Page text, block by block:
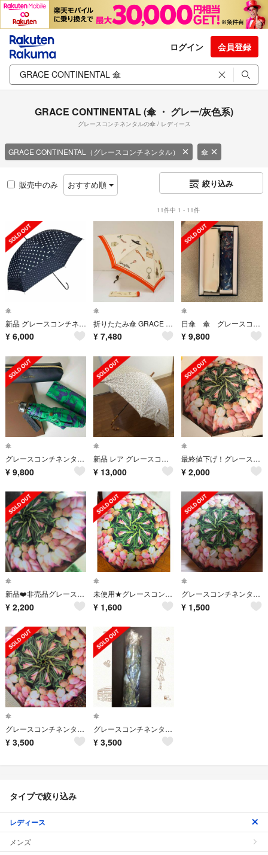
ログイン 会員登録
GRACE CONTINENTAL (傘 ・ グレー/灰色系)
グレースコンチネンタルの傘 / レディース
GRACE CONTINENTAL（グレースコンチネンタル） 傘
販売中のみ おすすめ順 絞り込み
11件中 1 - 11件
傘
新品 グレースコンチネンタル 水玉 ドット 雨晴兼用 アンブレラ 傘
¥ 6,000
傘
折りたたみ傘 GRACE CONTINENTAL グレースコンチネンタル USED美品 晴雨兼用 ベージュ 50cm FS9476
¥ 7,480
傘
日傘 傘 グレースコンチネンタル ノベルティー
¥ 9,800
傘
グレースコンチネンタル ノベルティ ホース柄 傘
¥ 9,800
傘
新品 レア グレースコンチネンタル 日傘
¥ 13,000
傘
最終値下げ！グレースコンチネンタル 折りたたみ傘
¥ 2,000
傘
新品❤️非売品グレースコンチネンタル傘
¥ 2,200
傘
未使用★グレースコンチネンタル折り畳み傘
¥ 1,600
傘
グレースコンチネンタル折りたたみ傘
¥ 1,500
傘
グレースコンチネンタルのノベルティ傘
¥ 3,500
傘
グレースコンチネンタル☆傘
¥ 3,500
タイプで絞り込み
レディース
メンズ